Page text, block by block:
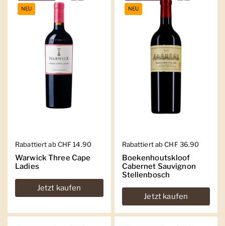
Regulärer Preis
Rabattiert ab CHF 14.90
Warwick Three Cape
Ladies
Jetzt kaufen
NEU
Regulärer Preis
Rabattiert ab CHF 36.90
Boekenhoutskloof
Cabernet Sauvignon
Stellenbosch
Jetzt kaufen
NEU